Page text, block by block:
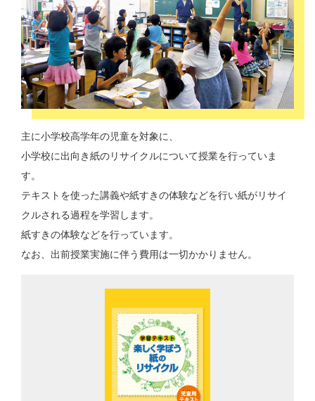
主に小学校高学年の児童を対象に、
小学校に出向き紙のリサイクルについて授業を行っていま
す。
テキストを使った講義や紙すきの体験などを行い紙がリサイ
クルされる過程を学習します。
紙すきの体験などを行っています。
なお、出前授業実施に伴う費用は一切かかりません。